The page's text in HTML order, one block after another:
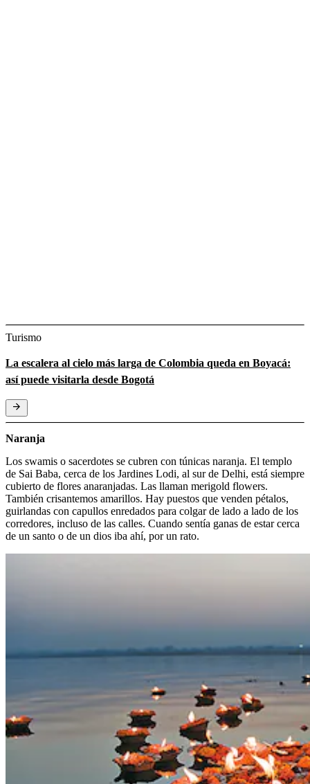
Turismo
La escalera al cielo más larga de Colombia queda en Boyacá:
así puede visitarla desde Bogotá
Naranja
Los swamis o sacerdotes se cubren con túnicas naranja. El templo
de Sai Baba, cerca de los Jardines Lodi, al sur de Delhi, está siempre
cubierto de flores anaranjadas. Las llaman merigold flowers.
También crisantemos amarillos. Hay puestos que venden pétalos,
guirlandas con capullos enredados para colgar de lado a lado de los
corredores, incluso de las calles. Cuando sentía ganas de estar cerca
de un santo o de un dios iba ahí, por un rato.